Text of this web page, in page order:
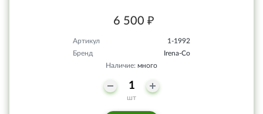
6 500 ₽
Артикул
1-1992
Бренд
Irena-Co
Наличие: много
шт